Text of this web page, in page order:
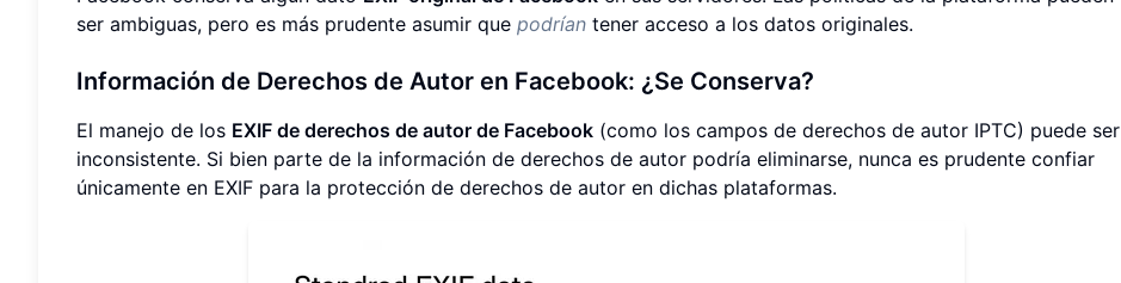
ser ambiguas, pero es más prudente asumir que podrían tener acceso a los datos originales.
Información de Derechos de Autor en Facebook: ¿Se Conserva?
El manejo de los EXIF de derechos de autor de Facebook (como los campos de derechos de autor IPTC) puede ser
inconsistente. Si bien parte de la información de derechos de autor podría eliminarse, nunca es prudente confiar
únicamente en EXIF para la protección de derechos de autor en dichas plataformas.